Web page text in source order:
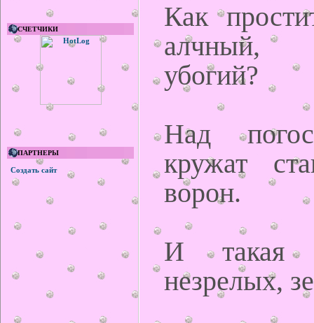
СЧЕТЧИКИ
ПАРТНЕРЫ
Создать сайт
Как
алчный,
убогий?
Над
кружат
ворон.
И такая
незрелых,